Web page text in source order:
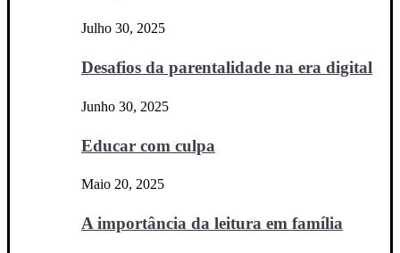
Julho 30, 2025
Desafios da parentalidade na era digital
Junho 30, 2025
Educar com culpa
Maio 20, 2025
A importância da leitura em família